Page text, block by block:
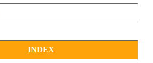
INDEX